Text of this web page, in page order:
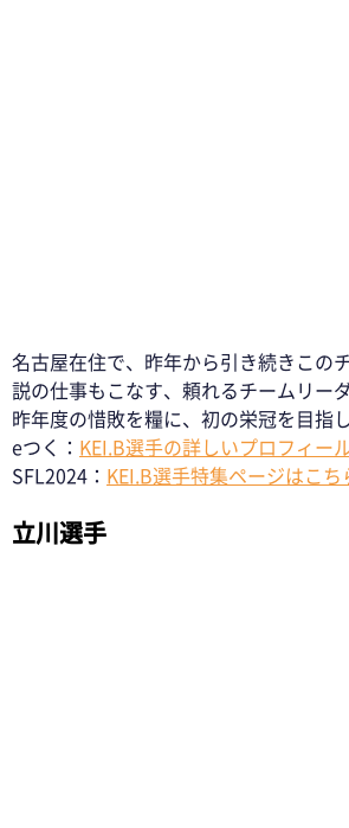
名古屋在住で、昨年から引き続きこの
説の仕事もこなす、頼れるチームリーダ
昨年度の惜敗を糧に、初の栄冠を目指し
eつく： KEI.B選手の詳しいプロフィー
SFL2024： KEI.B選手特集ページはこち
立川選手